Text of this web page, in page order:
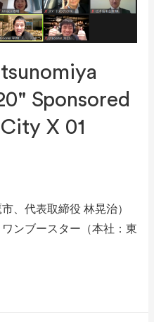
Sponsored
X 01
、代表取締役 林晃治）
ンブースター（本社：東